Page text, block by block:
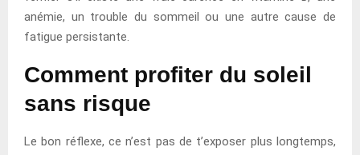
anémie, un trouble du sommeil ou une autre cause de
fatigue persistante.
Comment profiter du soleil
sans risque
Le bon réflexe, ce n’est pas de t’exposer plus longtemps,